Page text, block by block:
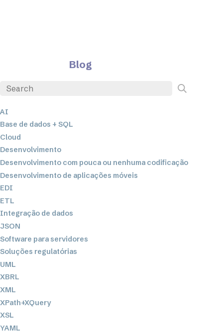
Blog
AI
Base de dados + SQL
Cloud
Desenvolvimento
Desenvolvimento com pouca ou nenhuma codificação
Desenvolvimento de aplicações móveis
EDI
ETL
Integração de dados
JSON
Software para servidores
Soluções regulatórias
UML
XBRL
XML
XPath+XQuery
XSL
YAML